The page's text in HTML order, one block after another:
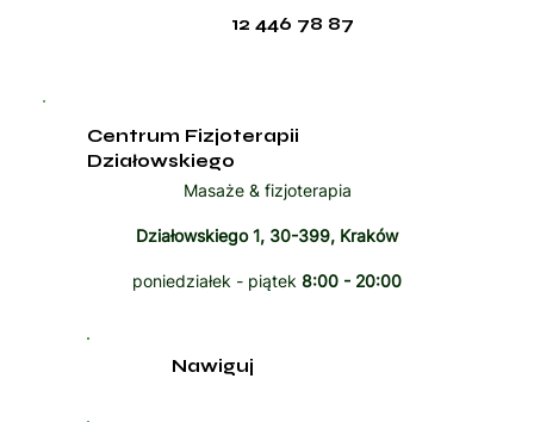
12 446 78 87
Centrum Fizjoterapii
Działowskiego
Masaże & fizjoterapia
Działowskiego 1, 30-399, Kraków
poniedziałek - piątek 8:00 - 20:00
Nawiguj